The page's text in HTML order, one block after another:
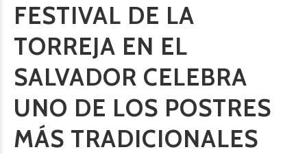
FESTIVAL DE LA
TORREJA EN EL
SALVADOR CELEBRA
UNO DE LOS POSTRES
MÁS TRADICIONALES